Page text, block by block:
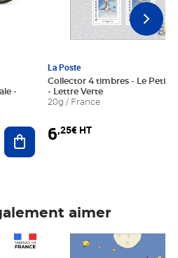
Ajouter au panier
La Poste
Collector 4 timbres - Le Petit
- Lettre Verte
20g / France
6,25€ HT
aimer
Prix 6,25€ HT